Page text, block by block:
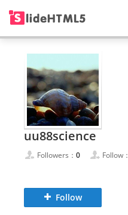
uu88science
Followers： 0 Follow：
Follow